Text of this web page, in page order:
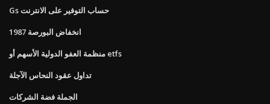
Gs حساب التوفير على الانترنت
انخفاض البورصة 1987
منظمة العفو الدولية الأسهم أو etfs
تداول عقود النحاس الآجلة
الجملة فضة الشركات